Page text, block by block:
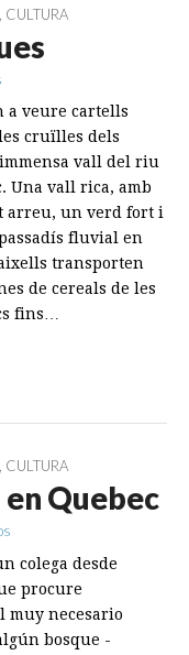
CULTURA
a veure cartells
cruïlles dels
vall del riu
Una vall rica, amb
arreu, un verd fort i
fluvial en
transporten
de cereals de les
fins…
, CULTURA
Quebec
colega desde
procure
muy necesario
bosque